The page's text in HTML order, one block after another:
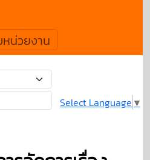
น่วยงาน
Select Language ▼